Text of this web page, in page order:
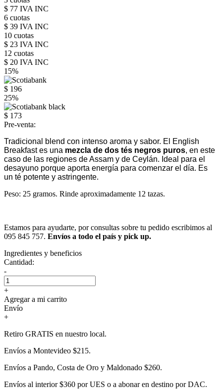
$ 77 IVA INC
6 cuotas
$ 39 IVA INC
10 cuotas
$ 23 IVA INC
12 cuotas
$ 20 IVA INC
15%
$ 196
25%
$ 173
Pre-venta:
Tradicional blend con intenso aroma y sabor. El English
Breakfast es una mezcla de dos tés negros puros, en este
caso de las regiones de Assam y de Ceylán. Ideal para el
desayuno porque aporta energía para comenzar el día. Es
un té potente y astringente.
Peso: 25 gramos. Rinde aproximadamente 12 tazas.
Estamos para ayudarte, por consultas sobre tu pedido escribimos al
095 845 757. Envíos a todo el país y pick up.
Ingredientes y beneficios
Cantidad:
-
+
Agregar a mi carrito
Envío
+
Retiro GRATIS en nuestro local.
Envíos a Montevideo $215.
Envíos a Pando, Costa de Oro y Maldonado $260.
Envíos al interior $360 por UES o a abonar en destino por DAC.